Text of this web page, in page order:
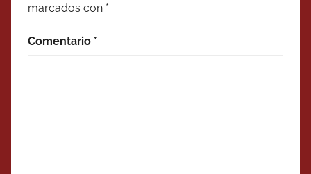
marcados con *
Comentario *